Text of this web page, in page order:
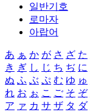
일반기호
로마자
아랍어
あ ぁ か が さ ざ た
き ぎ し じ ち ぢ に
ぬ ふ ぶ ぷ む ゆ ゅ
れ お ぉ こ ご そ ぞ
ア ァ カ サ ザ タ ダ